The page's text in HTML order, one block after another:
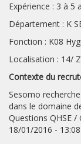
Expérience : 3 à 5
Département : K
Fonction : K08
Localisation : 14/
Contexte du
Sesomo
dans le domaine
Questions QHSE /
18/01/2016 - 13:08